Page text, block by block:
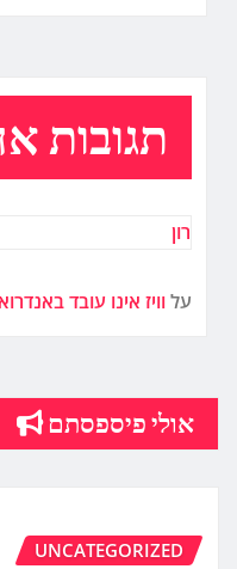
תגובות
רון
עלוויז אינו עובד
אולי פיספסתם
UNCATEGORIZED